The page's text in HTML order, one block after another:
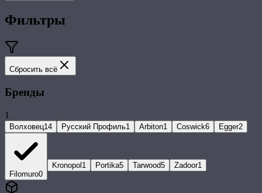
Фильтры
Сбросить всё
Бренды
1
Волховец14 Русский Профиль1 Arbiton1 Coswick6 Egger2
Filomuro0
Kronopol 1 Portika5 Tarwood5 Zadoor1